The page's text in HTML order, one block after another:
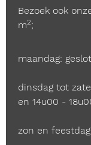
Bezoek ook
m2;
maandag:
dinsdag tot
en 14u00 -
zon en